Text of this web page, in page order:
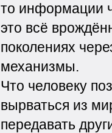
то информации
это всё
поколениях
механизмы.
Что человеку
вырваться из
передавать